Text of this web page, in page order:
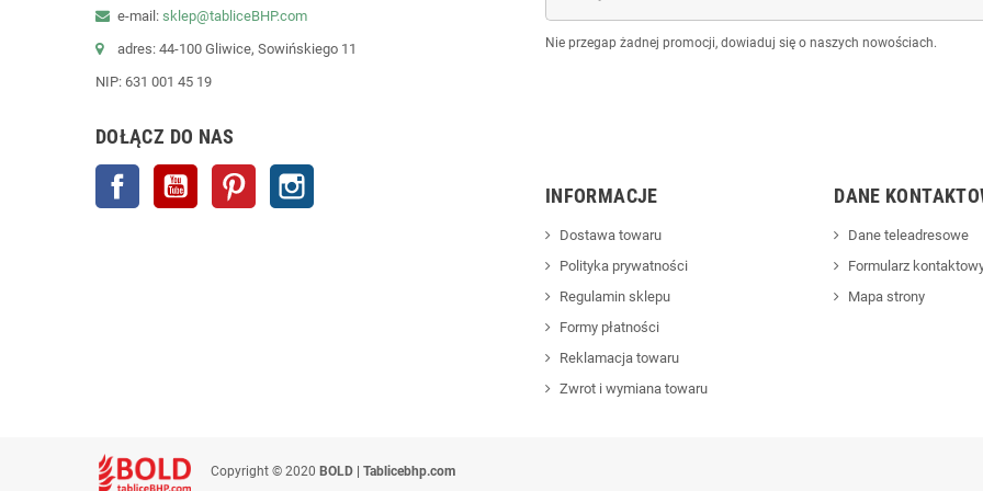
e-mail: sklep@tabliceBHP.com
adres: 44-100 Gliwice, Sowińskiego 11
NIP: 631 001 45 19
DOŁĄCZ DO NAS
Facebook YouTube Pinterest
Nie przegap żadnej promocji, dowiaduj się o naszych nowościach.
INFORMACJE
Dostawa towaru
Polityka prywatności
Regulamin sklepu
Formy płatności
Reklamacja towaru
Zwrot i wymiana towaru
DANE
Dane teleadresowe
Formularz
Mapa strony
Copyright © 2020 BOLD | Tablicebhp.com